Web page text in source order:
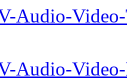
Audio-
Audio-